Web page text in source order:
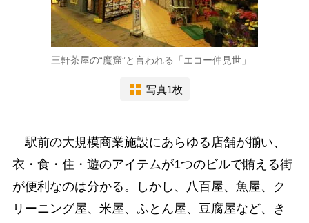
三軒茶屋の“魔窟”と言われる「エコー仲見世」
写真1枚
駅前の大規模商業施設にあらゆる店舗が揃い、
衣・食・住・遊のアイテムが1つのビルで賄える街
が便利なのは分かる。しかし、八百屋、魚屋、ク
リーニング屋、米屋、ふとん屋、豆腐屋など、き